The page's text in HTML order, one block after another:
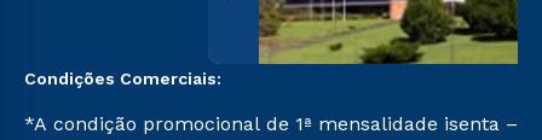
Condições Comerciais:
*A condição promocional de 1ª mensalidade isenta –